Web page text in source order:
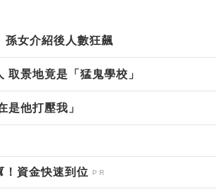
孫女介紹後人數狂飆
取景地竟是「猛鬼學校」
是他打壓我」
！資金快速到位